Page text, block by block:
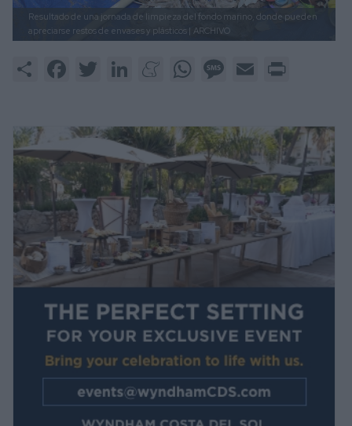
Resultado de una jornada de limpieza del fondo marino, donde pueden
apreciarse restos de envases y plásticos | ARCHIVO
Share FacebookTwitter LinkedInMeneameWhatsAppMessage
Email